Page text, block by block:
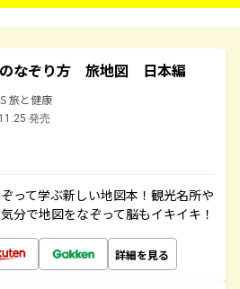
なぞり方 旅地図 日本編
旅と健康
発売
って学ぶ新しい地図本！観光名所や
分で地図をなぞって脳もイキイキ！
詳細を見る